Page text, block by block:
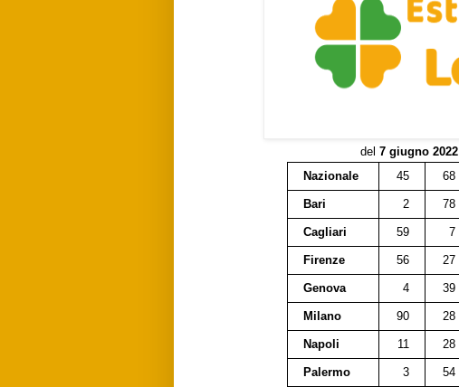
del 7 giugno 2022
Nazionale
45 68
Bari 2 78
Cagliari 59 7
Firenze 56 27
Genova 4 39
Milano 90 28
Napoli 11 28
Palermo 3 54